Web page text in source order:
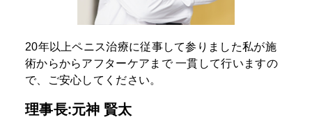
20年以上ペニス治療に従事して参りました私が施
術からからアフターケアまで一貫して行いますの
で、ご安心してください。
理事長:元神 賢太